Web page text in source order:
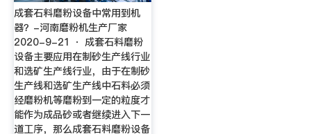
成套石料磨粉设备中常用到机
器？-河南磨粉机生产厂家
2020-9-21 · 成套石料磨粉
设备主要应用在制砂生产线行业
和选矿生产线行业，由于在制砂
生产线和选矿生产线中石料必须
经磨粉机等磨粉到一定的粒度才
能作为成品砂或者继续进入下一
道工序，那么成套石料磨粉设备